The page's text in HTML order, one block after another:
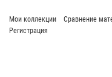
Мои коллекции Сравнение
Регистрация